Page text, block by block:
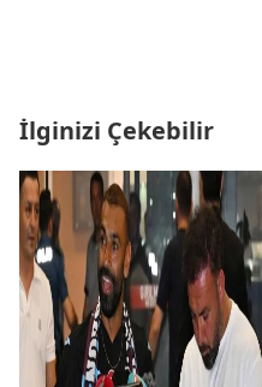
İlginizi Çekebilir